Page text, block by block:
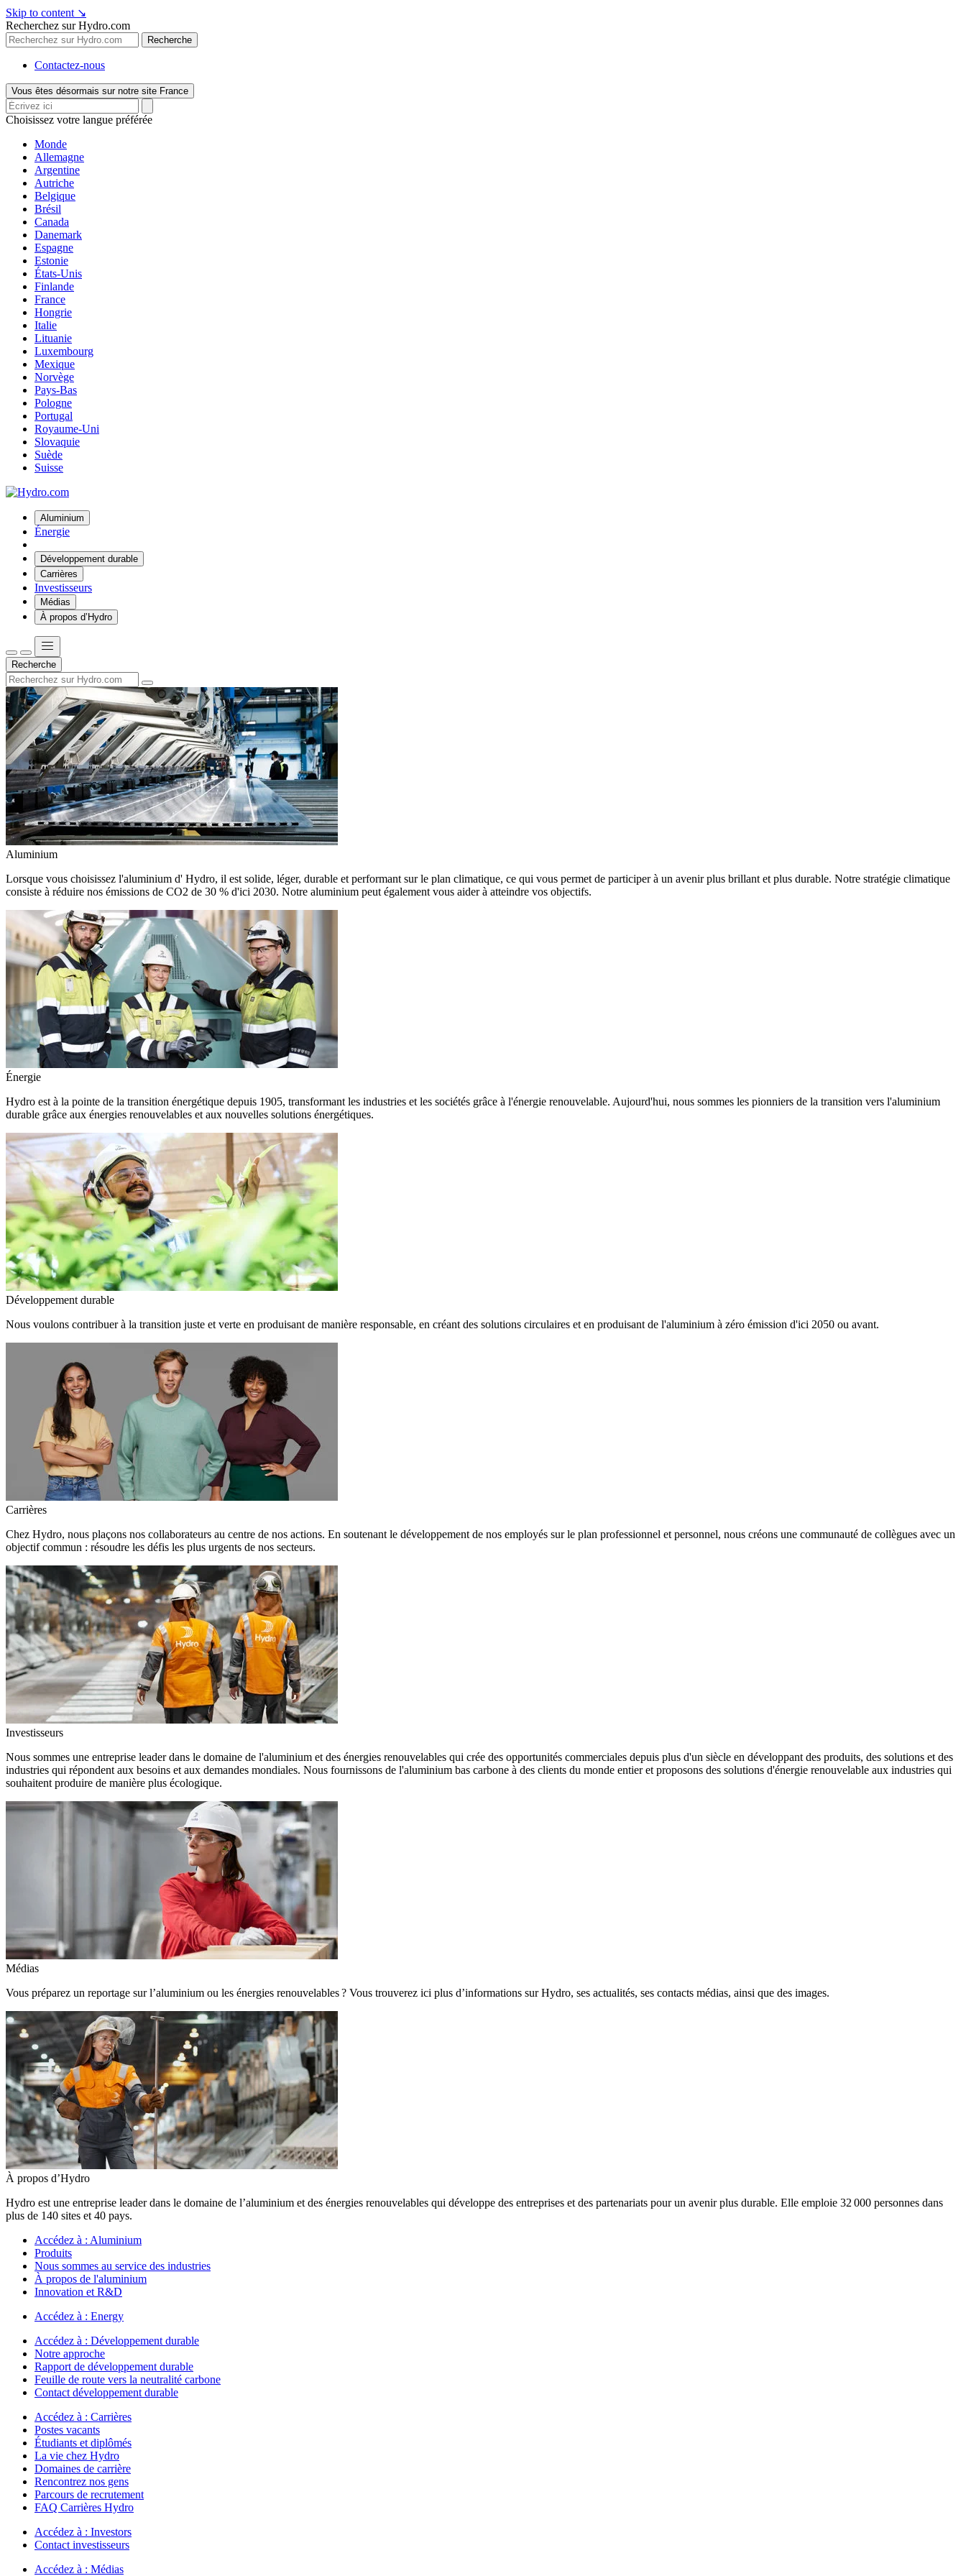
Skip to content ↘
Recherchez sur Hydro.com
Recherche
Contactez-nous
Vous êtes désormais sur notre site France
Choisissez votre langue préférée
Monde
Allemagne
Argentine
Autriche
Belgique
Brésil
Canada
Danemark
Espagne
Estonie
États-Unis
Finlande
France
Hongrie
Italie
Lituanie
Luxembourg
Mexique
Norvège
Pays-Bas
Pologne
Portugal
Royaume-Uni
Slovaquie
Suède
Suisse
Aluminium
Énergie
Développement durable
Carrières
Investisseurs
Médias
À propos d’Hydro
Recherche
Aluminium
Lorsque vous choisissez l'aluminium d' Hydro, il est solide, léger, durable et performant sur le plan climatique, ce qui vous permet de participer à un avenir plus brillant et plus durable. Notre stratégie climatique
consiste à réduire nos émissions de CO2 de 30 % d'ici 2030. Notre aluminium peut également vous aider à atteindre vos objectifs.
Énergie
Hydro est à la pointe de la transition énergétique depuis 1905, transformant les industries et les sociétés grâce à l'énergie renouvelable. Aujourd'hui, nous sommes les pionniers de la transition vers l'aluminium
durable grâce aux énergies renouvelables et aux nouvelles solutions énergétiques.
Développement durable
Nous voulons contribuer à la transition juste et verte en produisant de manière responsable, en créant des solutions circulaires et en produisant de l'aluminium à zéro émission d'ici 2050 ou avant.
Carrières
Chez Hydro, nous plaçons nos collaborateurs au centre de nos actions. En soutenant le développement de nos employés sur le plan professionnel et personnel, nous créons une communauté de collègues avec un
objectif commun : résoudre les défis les plus urgents de nos secteurs.
Investisseurs
Nous sommes une entreprise leader dans le domaine de l'aluminium et des énergies renouvelables qui crée des opportunités commerciales depuis plus d'un siècle en développant des produits, des solutions et des
industries qui répondent aux besoins et aux demandes mondiales. Nous fournissons de l'aluminium bas carbone à des clients du monde entier et proposons des solutions d'énergie renouvelable aux industries qui
souhaitent produire de manière plus écologique.
Médias
Vous préparez un reportage sur l’aluminium ou les énergies renouvelables ? Vous trouverez ici plus d’informations sur Hydro, ses actualités, ses contacts médias, ainsi que des images.
À propos d’Hydro
Hydro est une entreprise leader dans le domaine de l’aluminium et des énergies renouvelables qui développe des entreprises et des partenariats pour un avenir plus durable. Elle emploie 32 000 personnes dans
plus de 140 sites et 40 pays.
Accédez à : Aluminium
Produits
Nous sommes au service des industries
À propos de l'aluminium
Innovation et R&D
Accédez à : Energy
Accédez à : Développement durable
Notre approche
Rapport de développement durable
Feuille de route vers la neutralité carbone
Contact développement durable
Accédez à : Carrières
Postes vacants
Étudiants et diplômés
La vie chez Hydro
Domaines de carrière
Rencontrez nos gens
Parcours de recrutement
FAQ Carrières Hydro
Accédez à : Investors
Contact investisseurs
Accédez à : Médias